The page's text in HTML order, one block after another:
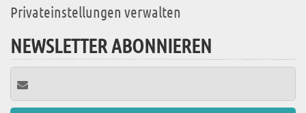
Privateinstellungen verwalten
NEWSLETTER ABONNIEREN